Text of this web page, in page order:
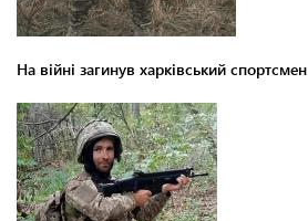
На війні загинув харківський спортсмен